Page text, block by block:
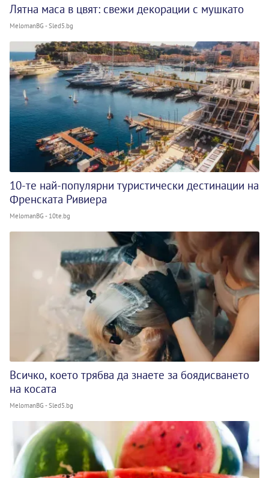
Лятна маса в цвят: свежи декорации с мушкато
MelomanBG - Sled5.bg
10-те най-популярни туристически дестинации на
Френската Ривиера
MelomanBG - 10te.bg
Всичко, което трябва да знаете за боядисването
на косата
MelomanBG - Sled5.bg